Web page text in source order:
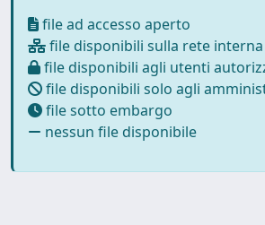
file ad accesso aperto
file disponibili sulla rete interna
file disponibili agli utenti
file disponibili solo agli
file sotto embargo
nessun file disponibile